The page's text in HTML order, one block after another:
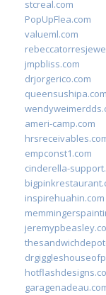
stcreal.com
PopUpFlea.com
valueml.com
jmpbliss.com
drjorgerico.com
queensushipa.com
ameri-camp.com
empconst1.com
cinderella-
inspirehuahin.com